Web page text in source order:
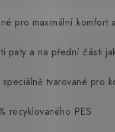
pro maximální komfort
paty a na přední části
tvarované pro
recyklovaného PES